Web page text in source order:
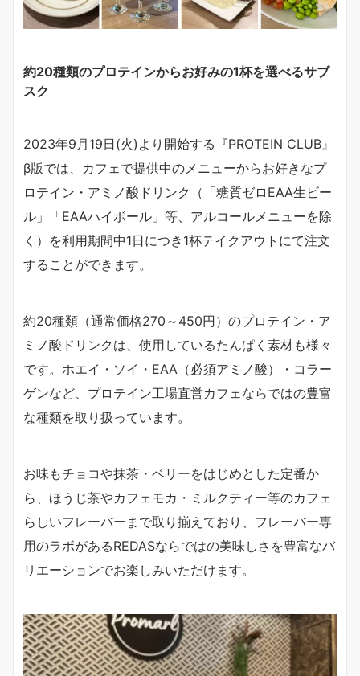
約20種類のプロテインからお好みの1杯を選べるサブ
スク
2023年9月19日(火)より開始する『PROTEIN CLUB』
β版では、カフェで提供中のメニューからお好きなプ
ロテイン・アミノ酸ドリンク（「糖質ゼロEAA生ビー
ル」「EAAハイボール」等、アルコールメニューを除
く）を利用期間中1日につき1杯テイクアウトにて注文
することができます。
約20種類（通常価格270～450円）のプロテイン・ア
ミノ酸ドリンクは、使用しているたんぱく素材も様々
です。ホエイ・ソイ・EAA（必須アミノ酸）・コラー
ゲンなど、プロテイン工場直営カフェならではの豊富
な種類を取り扱っています。
お味もチョコや抹茶・ベリーをはじめとした定番か
ら、ほうじ茶やカフェモカ・ミルクティー等のカフェ
らしいフレーバーまで取り揃えており、フレーバー専
用のラボがあるREDASならではの美味しさを豊富なバ
リエーションでお楽しみいただけます。